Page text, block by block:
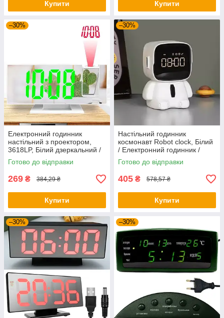
Купити Купити
–30%
Електронний годинник
настільний з проектором,
3618LP, Білий дзеркальний /
Настільний годинник з
будильником
Готово до відправки
269 ₴ 384,29 ₴
Купити
–30%
Настільний годинник
космонавт Robot clock, Білий
/ Електронний годинник /
Дитячий годинник-будильник
Готово до відправки
405 ₴ 578,57 ₴
Купити
–30% –30%